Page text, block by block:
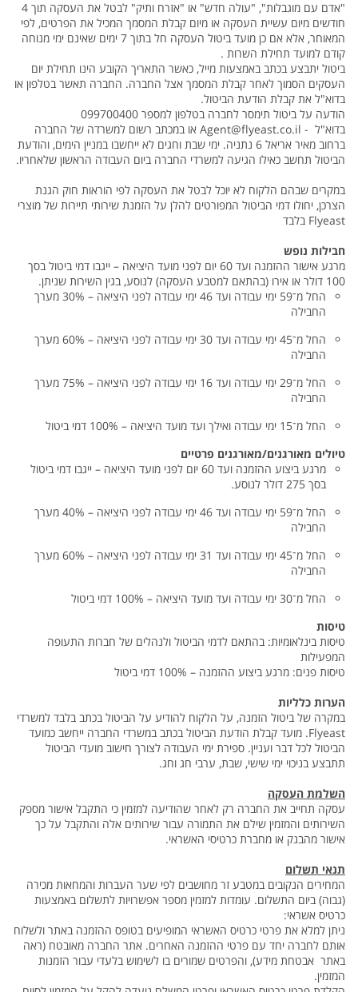
"אדם עם מוגבלות", "עולה חדש" או "אזרח ותיק" לבטל את העסקה תוך 4
חודשים מיום עשיית העסקה או מיום קבלת המסמך המכיל את הפרטים, לפי
המאוחר, אלא אם כן מועד ביטול העסקה חל בתוך 7 ימים שאינם ימי מנוחה
קודם למועד תחילת השרות .
ביטול יתבצע בכתב באמצעות מייל, כאשר התאריך הקובע הינו תחילת יום
העסקים הסמוך לאחר קבלת המסמך אצל החברה. החברה תאשר בטלפון או
בדוא"ל את קבלת הודעת הביטול.
הודעה על ביטול תימסר לחברה בטלפון למספר 099700400
בדוא"ל - Agent@flyeast.co.il או במכתב רשום למשרדה של החברה
ברחוב מאיר אריאל 6 נתניה. ימי שבת וחגים לא ייחשבו במניין הימים, והודעת
הביטול תחשב כאילו הגיעה למשרדי החברה ביום העבודה הראשון שלאחריו.
במקרים שבהם הלקוח לא יוכל לבטל את העסקה לפי הוראות חוק הגנת
הצרכן, יחולו דמי הביטול המפורטים להלן על הזמנת שירותי תיירות של מוצרי
Flyeast בלבד
חבילות נופש
מרגע אישור ההזמנה ועד 60 יום לפני מועד היציאה – ייגבו דמי ביטול בסך
100 דולר או אירו (בהתאם למטבע העסקה) לנוסע, בגין השירות שניתן.
החל מ־59 ימי עבודה ועד 46 ימי עבודה לפני היציאה – 30% מערך
החבילה
החל מ־45 ימי עבודה ועד 30 ימי עבודה לפני היציאה – 60% מערך
החבילה
החל מ־29 ימי עבודה ועד 16 ימי עבודה לפני היציאה – 75% מערך
החבילה
החל מ־15 ימי עבודה ואילך ועד מועד היציאה – 100% דמי ביטול
טיולים מאורגנים/מאורגנים פרטיים
מרגע ביצוע ההזמנה ועד 60 יום לפני מועד היציאה – ייגבו דמי ביטול
בסך 275 דולר לנוסע.
החל מ־59 ימי עבודה ועד 46 ימי עבודה לפני היציאה – 40% מערך
החבילה
החל מ־45 ימי עבודה ועד 31 ימי עבודה לפני היציאה – 60% מערך
החבילה
החל מ־30 ימי עבודה ועד מועד היציאה – 100% דמי ביטול
טיסות
טיסות בינלאומיות: בהתאם לדמי הביטול ולנהלים של חברות התעופה
המפעילות
טיסות פנים: מרגע ביצוע ההזמנה – 100% דמי ביטול
הערות כלליות
במקרה של ביטול הזמנה, על הלקוח להודיע על הביטול בכתב בלבד למשרדי
Flyeast. מועד קבלת הודעת הביטול בכתב במשרדי החברה ייחשב כמועד
הביטול לכל דבר ועניין. ספירת ימי העבודה לצורך חישוב מועדי הביטול
תתבצע בניכוי ימי שישי, שבת, ערבי חג וחג.
השלמת העסקה
עסקה תחייב את החברה רק לאחר שהודיעה למזמין כי התקבל אישור מספק
השירותים והמזמין שילם את התמורה עבור שירותים אלה והתקבל על כך
אישור מהבנק או מחברת כרטיסי האשראי.
תנאי תשלום
המחירים הנקובים במטבע זר מחושבים לפי שער העברות והמחאות מכירה
(גבוה) ביום התשלום. עומדות למזמין מספר אפשרויות לתשלום באמצעות
כרטיס אשראי:
ניתן למלא את פרטי כרטיס האשראי המופיעים בטופס ההזמנה באתר ולשלוח
אותם לחברה יחד עם פרטי ההזמנה האחרים. אתר החברה מאובטח (ראה
באתר אבטחת מידע), והפרטים שמורים בו לשימוש בלעדי עבור הזמנות
המזמין.